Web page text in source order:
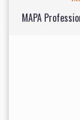
MAPA